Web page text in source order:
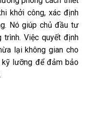
khởi công, xác định
Nó giúp chủ đầu tư
Việc quyết định
lại không gian cho
kỹ lưỡng để đảm bảo